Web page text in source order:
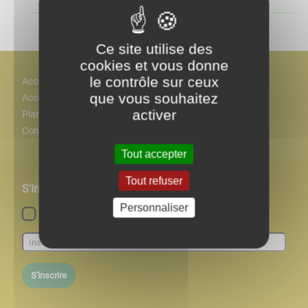
Accès
Accessiblité
Plan
Contact
S'inscrire à notre newsletter
Lettre d'information par défaut
S'inscrire
Ce site utilise des
cookies et vous donne
le contrôle sur ceux
que vous souhaitez
activer
Tout accepter
Tout refuser
Personnaliser